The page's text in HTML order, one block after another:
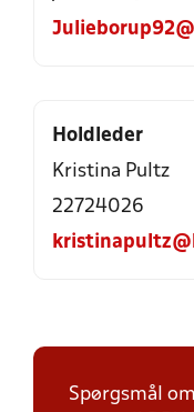
Holdleder
Kristina Pultz
22724026
Spørgsmål